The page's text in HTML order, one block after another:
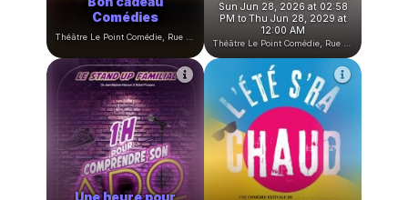
Bon cadeau
Comédies
Bon cadeau
Spectacle Enfants
Sun Jun 28, 2026 at 02:58
PM to Thu Jun 28, 2029 at
12:00 AM